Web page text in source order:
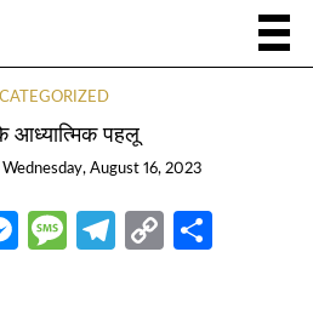
आध्यात्मिक पहलू
Wednesday, August 16, 2023
Messenger
Message
Telegram
Copy